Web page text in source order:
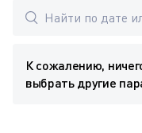
К сожалению,
выбрать другие